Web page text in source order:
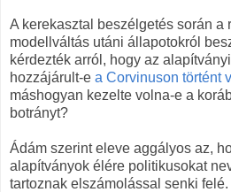
A kerekasztal beszélgetés során a
modellváltás utáni állapotokról
kérdezték arról, hogy az
hozzájárult-e a Corvinuson történt
máshogyan kezelte volna-e a
botrányt?
Ádám szerint eleve aggályos az,
alapítványok élére politikusokat
tartoznak elszámolással senki